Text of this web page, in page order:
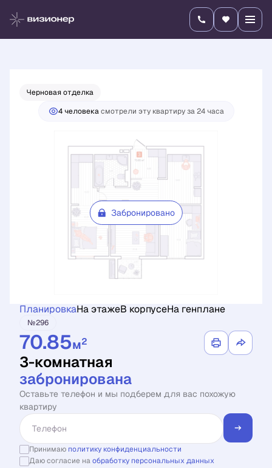
3-комнатная Цена по запросу
Черновая отделка
4 человекaсмотрели эту квартиру за 24 часа
Забронировано
ПланировкаНа этажеВ корпусеНа генплане
№296
70.85м2
3-комнатная
забронирована
Оставьте телефон и мы подберем для вас похожую
квартиру
Принимаю политику конфиденциальности
Даю согласие наобработку персональных данных